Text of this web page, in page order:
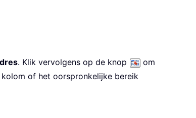
. Klik vervolgens op de knop
om
of het oorspronkelijke bereik